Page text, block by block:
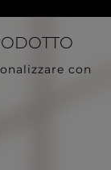
con